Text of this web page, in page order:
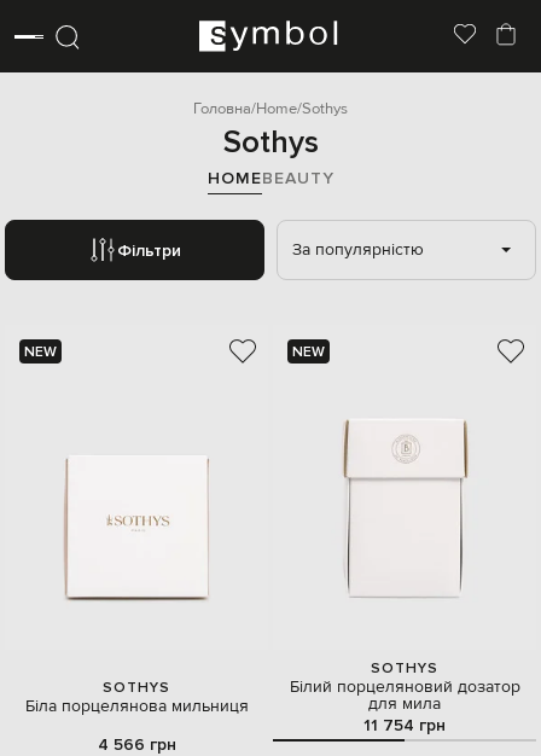
Головна Home Sothys
Sothys
HOMEBEAUTY
Фільтри За популярністю
NEW
SOTHYS
Біла порцелянова мильниця
4 566 грн
NEW
SOTHYS
Білий порцеляновий дозатор
для мила
11 754 грн